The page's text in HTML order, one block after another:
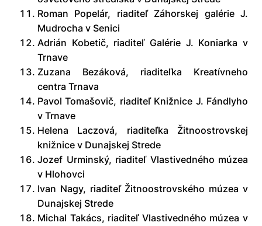
Roman Popelár, riaditeľ Záhorskej galérie J.
Mudrocha v Senici
Adrián Kobetič, riaditeľ Galérie J. Koniarka v
Trnave
Zuzana Bezáková, riaditeľka Kreatívneho
centra Trnava
Pavol Tomašovič, riaditeľ Knižnice J. Fándlyho
v Trnave
Helena Laczová, riaditeľka Žitnoostrovskej
knižnice v Dunajskej Strede
Jozef Urminský, riaditeľ Vlastivedného múzea
v Hlohovci
Ivan Nagy, riaditeľ Žitnoostrovského múzea v
Dunajskej Strede
Michal Takács, riaditeľ Vlastivedného múzea v